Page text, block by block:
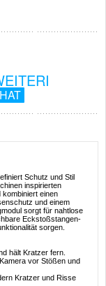
Schutz und Stil
inspirierten
kombiniert einen
und einem
sorgt für nahtlose
Eckstoßstangen-
sorgen.
hält Kratzer fern.
vor Stößen und
Kratzer und Risse